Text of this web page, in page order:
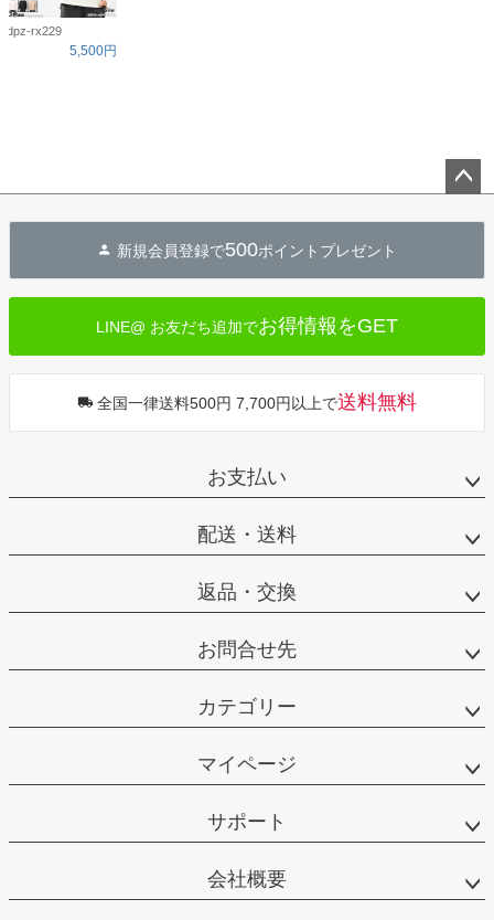
dpz-rx229
5,500円
へ
新規会員登録で500ポイントプレゼント
LINE@ お友だち追加でお得情報をGET
全国一律送料500円 7,700円以上で送料無料
お支払い
配送・送料
返品・交換
お問合せ先
カテゴリー
マイページ
サポート
会社概要